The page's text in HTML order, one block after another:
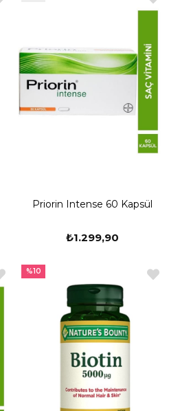
Priorin Intense 60 Kapsül
₺1.299,90
%10